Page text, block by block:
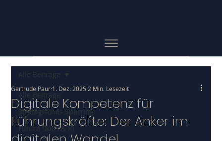
Alle Beiträge
Strategisches Sparring
Future Skills & KI
Alle Beiträge
Digitale Kompetenz für
Führungskräfte: Der Anker im
Gertrude Paur 1. Dez. 2025 2 Min. Lesezeit